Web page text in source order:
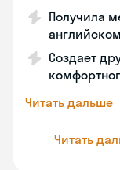
Получила
Создает
Читать дальше
Читать